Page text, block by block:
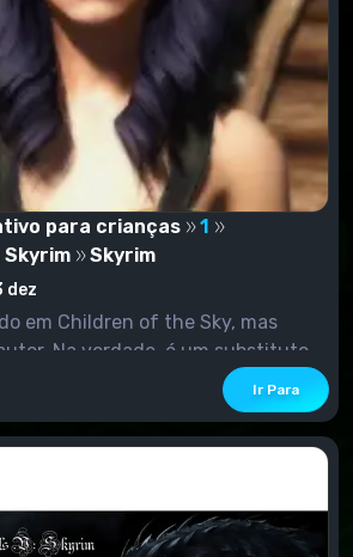
para crianças
1
Skyrim
dez
em Children of the Sky, mas
Na verdade, é um substituto...
Ir Para